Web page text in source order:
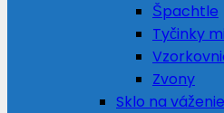
Špachtle
Tyčinky
Zvony
Sklo na váženie